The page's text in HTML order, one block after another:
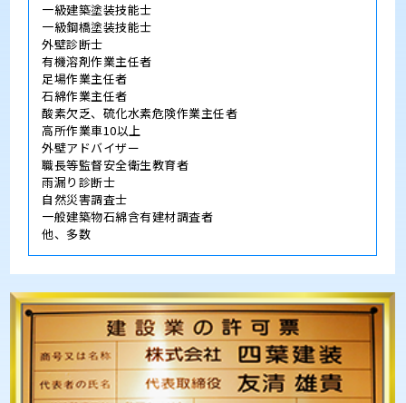
一級建築塗装技能士
一級鋼橋塗装技能士
外壁診断士
有機溶剤作業主任者
足場作業主任者
石綿作業主任者
酸素欠乏、硫化水素危険作業主任者
高所作業車10以上
外壁アドバイザー
職長等監督安全衛生教育者
雨漏り診断士
自然災害調査士
一般建築物石綿含有建材調査者
他、多数